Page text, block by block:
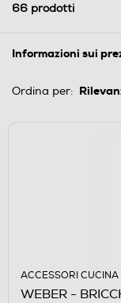
66 prodotti
Informazioni sui
Ordina per:
ACCESSORI CUCINA
WEBER -